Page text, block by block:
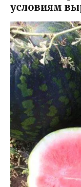
условиям